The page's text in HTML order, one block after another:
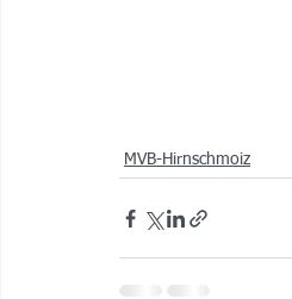
MVB-Hirnschmoiz